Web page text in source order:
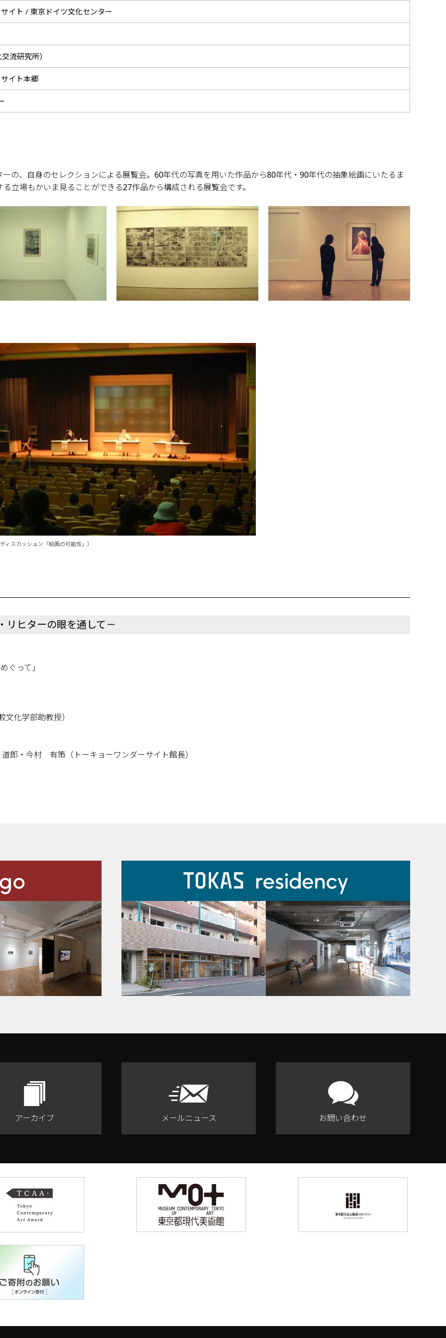
イト / 東京ドイツ文化センター
流研究所）
イト本郷
の、自身のセレクションによる展覧会。60年代の写真を用いた作品から80年代・90年代の抽象絵画にいたるま
立場もかいま見ることができる27作品から構成される展覧会です。
ィスカッション「絵画の可能性」）
リヒターの眼を通して－
めぐって」
化学部助教授）
今村 有策（トーキョーワンダーサイト館長）
アーカイブ メールニュース お問い合わせ